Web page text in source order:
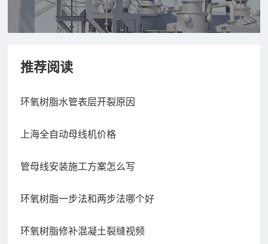
推荐阅读
环氧树脂水管表层开裂原因
上海全自动母线机价格
管母线安装施工方案怎么写
环氧树脂一步法和两步法哪个好
环氧树脂修补混凝土裂缝视频